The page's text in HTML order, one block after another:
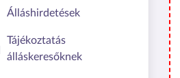
Álláshirdetések
Tájékoztatás
álláskeresőknek